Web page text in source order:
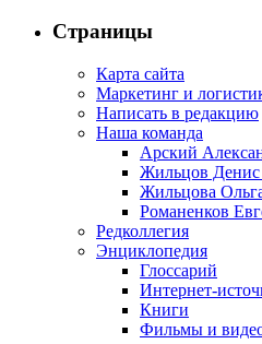
Страницы
Карта сайта
Маркетинг и
Написать в редакцию
Наша команда
Арский
Жильцов Денис
Жильцова
Романенков
Редколлегия
Энциклопедия
Глоссарий
Интернет-
Книги
Фильмы и